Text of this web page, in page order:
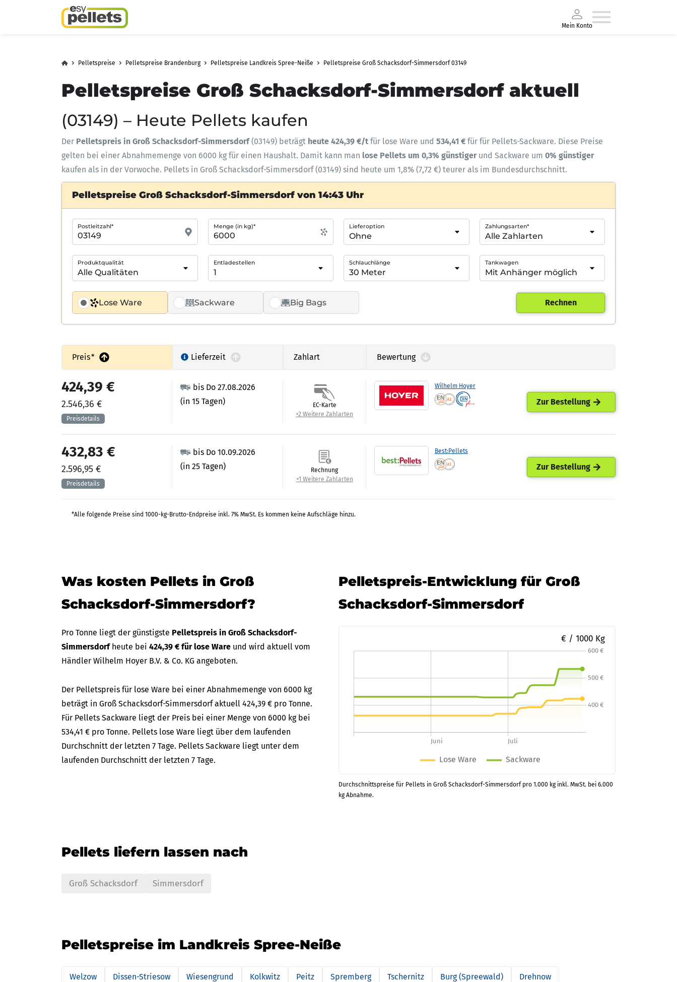
Mein Konto
Pelletspreise Pelletspreise Brandenburg Pelletspreise Landkreis Spree-Neiße Pelletspreise Groß Schacksdorf-Simmersdorf 03149
Pelletspreise Groß Schacksdorf-Simmersdorf aktuell
(03149) – Heute Pellets kaufen
Der Pelletspreis in Groß Schacksdorf-Simmersdorf(03149) beträgt heute 424,39 €/t für lose Ware und 534,41 € für für Pellets-Sackware. Diese Preise
gelten bei einer Abnahmemenge von 6000 kg für einen Haushalt. Damit kann man lose Pellets um 0,3% günstiger und Sackware um 0% günstiger
kaufen als in der Vorwoche. Pellets in Groß Schacksdorf-Simmersdorf (03149) sind heute um 1,8% (7,72 €) teurer als im Bundesdurchschnitt.
Pelletspreise Groß Schacksdorf-Simmersdorf von 14:43 Uhr
Lose Ware Sackware Big Bags
Postleitzahl* Menge (in kg)* Lieferoption Zahlungsarten*
Produktqualität Entladestellen Schlauchlänge Tankwagen
Rechnen
Preis* Lieferzeit Zahlart Bewertung
Wilhelm Hoyer
bis Do 27.08.2026
(in 15 Tagen)
424,39 €
2.546,36 €
EC-Karte
+2 Weitere Zahlarten
Zur Bestellung
Best:Pellets
bis Do 10.09.2026
(in 25 Tagen)
432,83 €
2.596,95 €
Rechnung
+1 Weitere Zahlarten
Zur Bestellung
*Alle folgende Preise sind 1000-kg-Brutto-Endpreise inkl. 7% MwSt. Es kommen keine Aufschläge hinzu.
Was kosten Pellets in Groß
Schacksdorf-Simmersdorf?
Pro Tonne liegt der günstigste Pelletspreis in Groß Schacksdorf-
Simmersdorf heute bei 424,39 € für lose Ware und wird aktuell vom
Händler Wilhelm Hoyer B.V. & Co. KG angeboten.
Der Pelletspreis für lose Ware bei einer Abnahmemenge von 6000 kg
beträgt in Groß Schacksdorf-Simmersdorf aktuell 424,39 € pro Tonne.
Für Pellets Sackware liegt der Preis bei einer Menge von 6000 kg bei
534,41 € pro Tonne. Pellets lose Ware liegt über dem laufenden
Durchschnitt der letzten 7 Tage. Pellets Sackware liegt unter dem
laufenden Durchschnitt der letzten 7 Tage.
Pelletspreis-Entwicklung für Groß
Schacksdorf-Simmersdorf
€ / 1000 Kg
Durchschnittspreise für Pellets in Groß Schacksdorf-Simmersdorf pro 1.000 kg inkl. MwSt. bei 6.000
kg Abnahme.
Pellets liefern lassen nach
Groß Schacksdorf Simmersdorf
Pelletspreise im Landkreis Spree-Neiße
Welzow Dissen-Striesow Wiesengrund Kolkwitz Peitz Spremberg Tschernitz Burg (Spreewald) Drehnow